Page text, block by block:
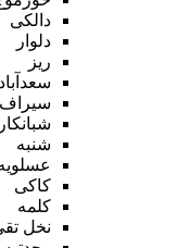
دالکی
دلوار
ریز
سعدآباد
سیراف
شنبه
کاکی
کلمه
نخل